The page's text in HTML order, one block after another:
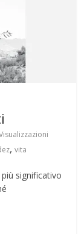
,vita
significativo